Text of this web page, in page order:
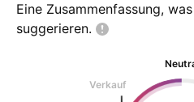
Eine Zusammenfassung,
suggerieren.
Verkauf